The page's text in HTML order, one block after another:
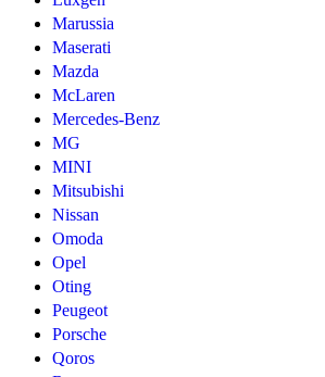
Marussia
Maserati
Mazda
McLaren
Mercedes-Benz
MG
MINI
Mitsubishi
Nissan
Omoda
Opel
Oting
Peugeot
Porsche
Qoros